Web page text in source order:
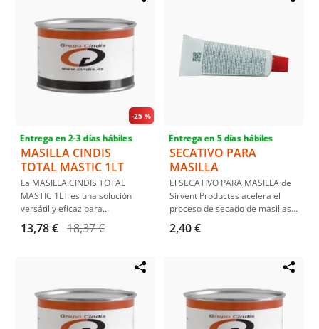
-25 %
Entrega en 2-3 días hábiles
MASILLA CINDIS
TOTAL MASTIC 1LT
La MASILLA CINDIS TOTAL
MASTIC 1LT es una solución
versátil y eficaz para
reparaciones y acabados
automotrices. Destaca por su
asegurando acabados suaves y
de carrocería.
13,78 € 18,37 €
Entrega en 5 días hábiles
SECATIVO PARA
MASILLA
El SECATIVO PARA MASILLA de
Sirvent Productes acelera el
proceso de secado de masillas,
asegurando un acabado rápido
y eficiente. Ideal para uso
secativo es la solución perfecta
2,40 €